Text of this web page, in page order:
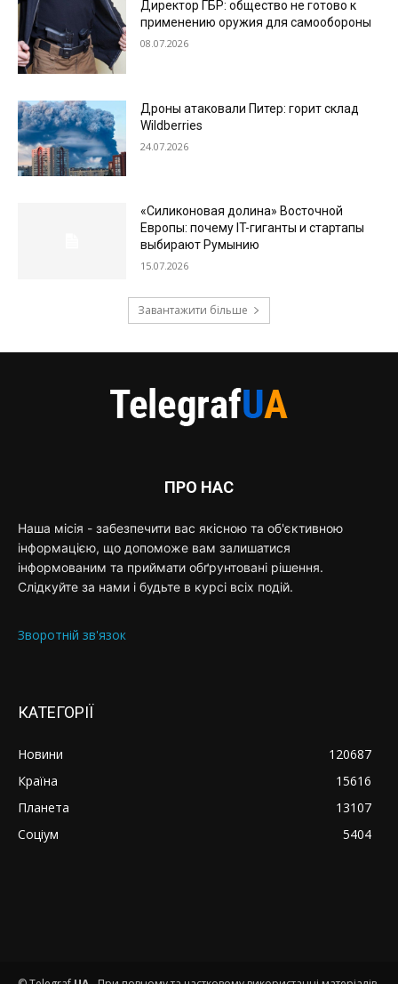
Директор ГБР: общество не готово к
применению оружия для самообороны
08.07.2026
Дроны атаковали Питер: горит склад
Wildberries
24.07.2026
«Силиконовая долина» Восточной
Европы: почему IT-гиганты и стартапы
выбирают Румынию
15.07.2026
Завантажити більше
ПРО НАС
Наша місія - забезпечити вас якісною та об'єктивною
інформацією, що допоможе вам залишатися
інформованим та приймати обґрунтовані рішення.
Слідкуйте за нами і будьте в курсі всіх подій.
Зворотній зв'язок
КАТЕГОРІЇ
Новини
120687
Країна
15616
Планета
13107
Соціум
5404